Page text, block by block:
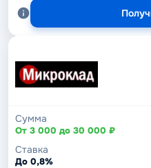
Сумма
От 3 000 до 30 000 ₽
Ставка
До 0,8%